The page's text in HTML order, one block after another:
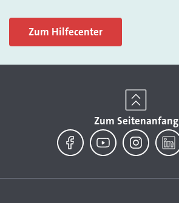
Zum Hilfecenter
Zum Seitenanfang